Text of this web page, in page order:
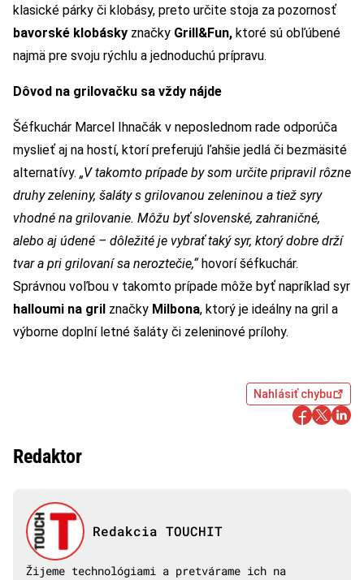
klasické párky či klobásy, preto určite stoja za pozornosť
bavorské klobásky značky Grill&Fun, ktoré sú obľúbené
najmä pre svoju rýchlu a jednoduchú prípravu.
Dôvod na grilovačku sa vždy nájde
Šéfkuchár Marcel Ihnačák v neposlednom rade odporúča
myslieť aj na hostí, ktorí preferujú ľahšie jedlá či bezmäsité
alternatívy. „V takomto prípade by som určite pripravil rôzne
druhy zeleniny, šaláty s grilovanou zeleninou a tiež syry
vhodné na grilovanie. Môžu byť slovenské, zahraničné,
alebo aj údené – dôležité je vybrať taký syr, ktorý dobre drží
tvar a pri grilovaní sa neroztečie,“ hovorí šéfkuchár.
Správnou voľbou v takomto prípade môže byť napríklad syr
halloumi na gril značky Milbona, ktorý je ideálny na gril a
výborne doplní letné šaláty či zeleninové prílohy.
Nahlásiť chybu
Redaktor
Redakcia TOUCHIT
Žijeme technológiami a pretvárame ich na